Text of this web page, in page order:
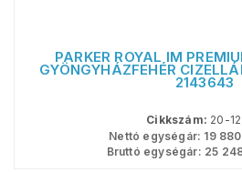
PARKER ROYAL IM
GYÖNGYHÁZFEHÉR
2143643
Cikkszám: 20-
Nettó egységár: 19 880
Bruttó egységár: 25